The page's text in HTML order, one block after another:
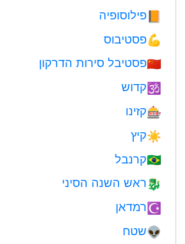
📙 פילוסופיה
💪פסטיבוס
🇨🇳פסטיבל סירות הדרקון
🕉קדוש
🎰קזינו
☀️קיץ
🇧🇷קרנבל
🐉 ראש השנה הסיני
☪️ רמדאן
👽שטח